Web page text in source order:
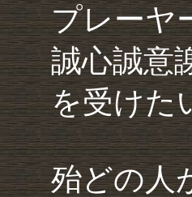
プレーヤ
誠心誠意
を受けた
殆どの人